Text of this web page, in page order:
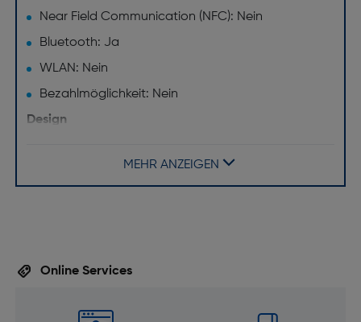
Near Field Communication (NFC): Nein
Bluetooth: Ja
WLAN: Nein
Bezahlmöglichkeit: Nein
Design
Material des Uhrengehäuses: Eloxiertes Aluminium
Kratzfest: Ja
Farbe: Flieder
Netzwerk
MEHR ANZEIGEN
Online Services